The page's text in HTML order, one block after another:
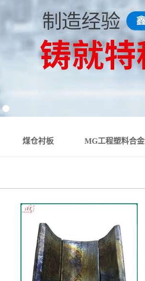
煤仓衬板 MG工程塑料合金